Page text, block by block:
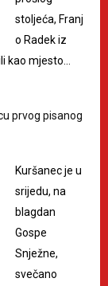
stoljeća, Franj
o Radek iz
kao mjesto…
prvog pisanog
Kuršanec je u
srijedu, na
blagdan
Gospe
Snježne,
svečano